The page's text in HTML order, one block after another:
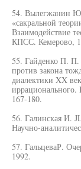
54. Вылегжанин Ю.
«сакральной
Взаимодействие
КПСС. Кемерово,
55. Гайденко П. П.
против закона
диалектики XX
167-180.
56. Галинская И.
Научно-
57. ГальцеваР.
1992.